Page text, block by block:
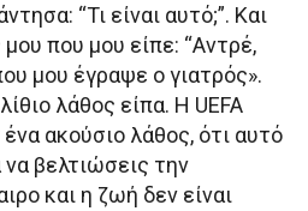
“Τι είναι αυτό;”. Και
που μου είπε: “Αντρέ,
μου έγραψε ο γιατρός».
λάθος είπα. Η UEFA
ακούσιο λάθος, ότι αυτό
βελτιώσεις την
και η ζωή δεν είναι